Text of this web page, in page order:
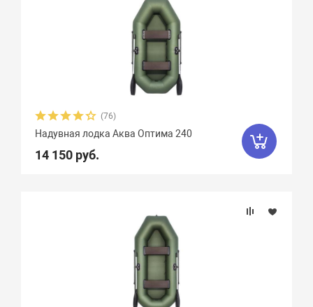
(76)
Надувная лодка Аква Оптима 240
14 150 руб.